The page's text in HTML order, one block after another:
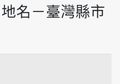
名－臺灣縣市